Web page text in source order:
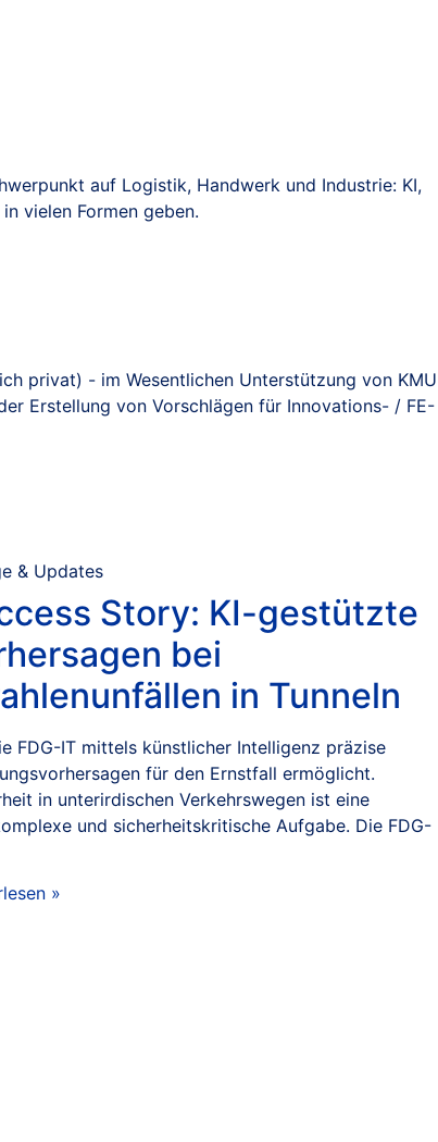
auf Logistik, Handwerk und Industrie: KI,
vielen Formen geben.
privat) - im Wesentlichen Unterstützung von KMU
Erstellung von Vorschlägen für Innovations- / FE-
& Updates
Story: KI-gestützte
bei
in Tunneln
FDG-IT mittels künstlicher Intelligenz präzise
für den Ernstfall ermöglicht.
in unterirdischen Verkehrswegen ist eine
und sicherheitskritische Aufgabe. Die FDG-
»